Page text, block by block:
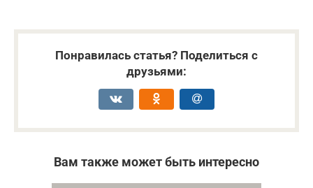
Понравилась статья? Поделиться с
друзьями:
Вам также может быть интересно